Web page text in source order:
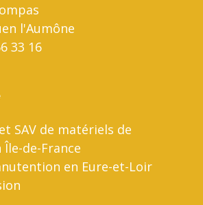
l'Aumône
33 16
SAV de matériels de
de-France
en Eure-et-Loir